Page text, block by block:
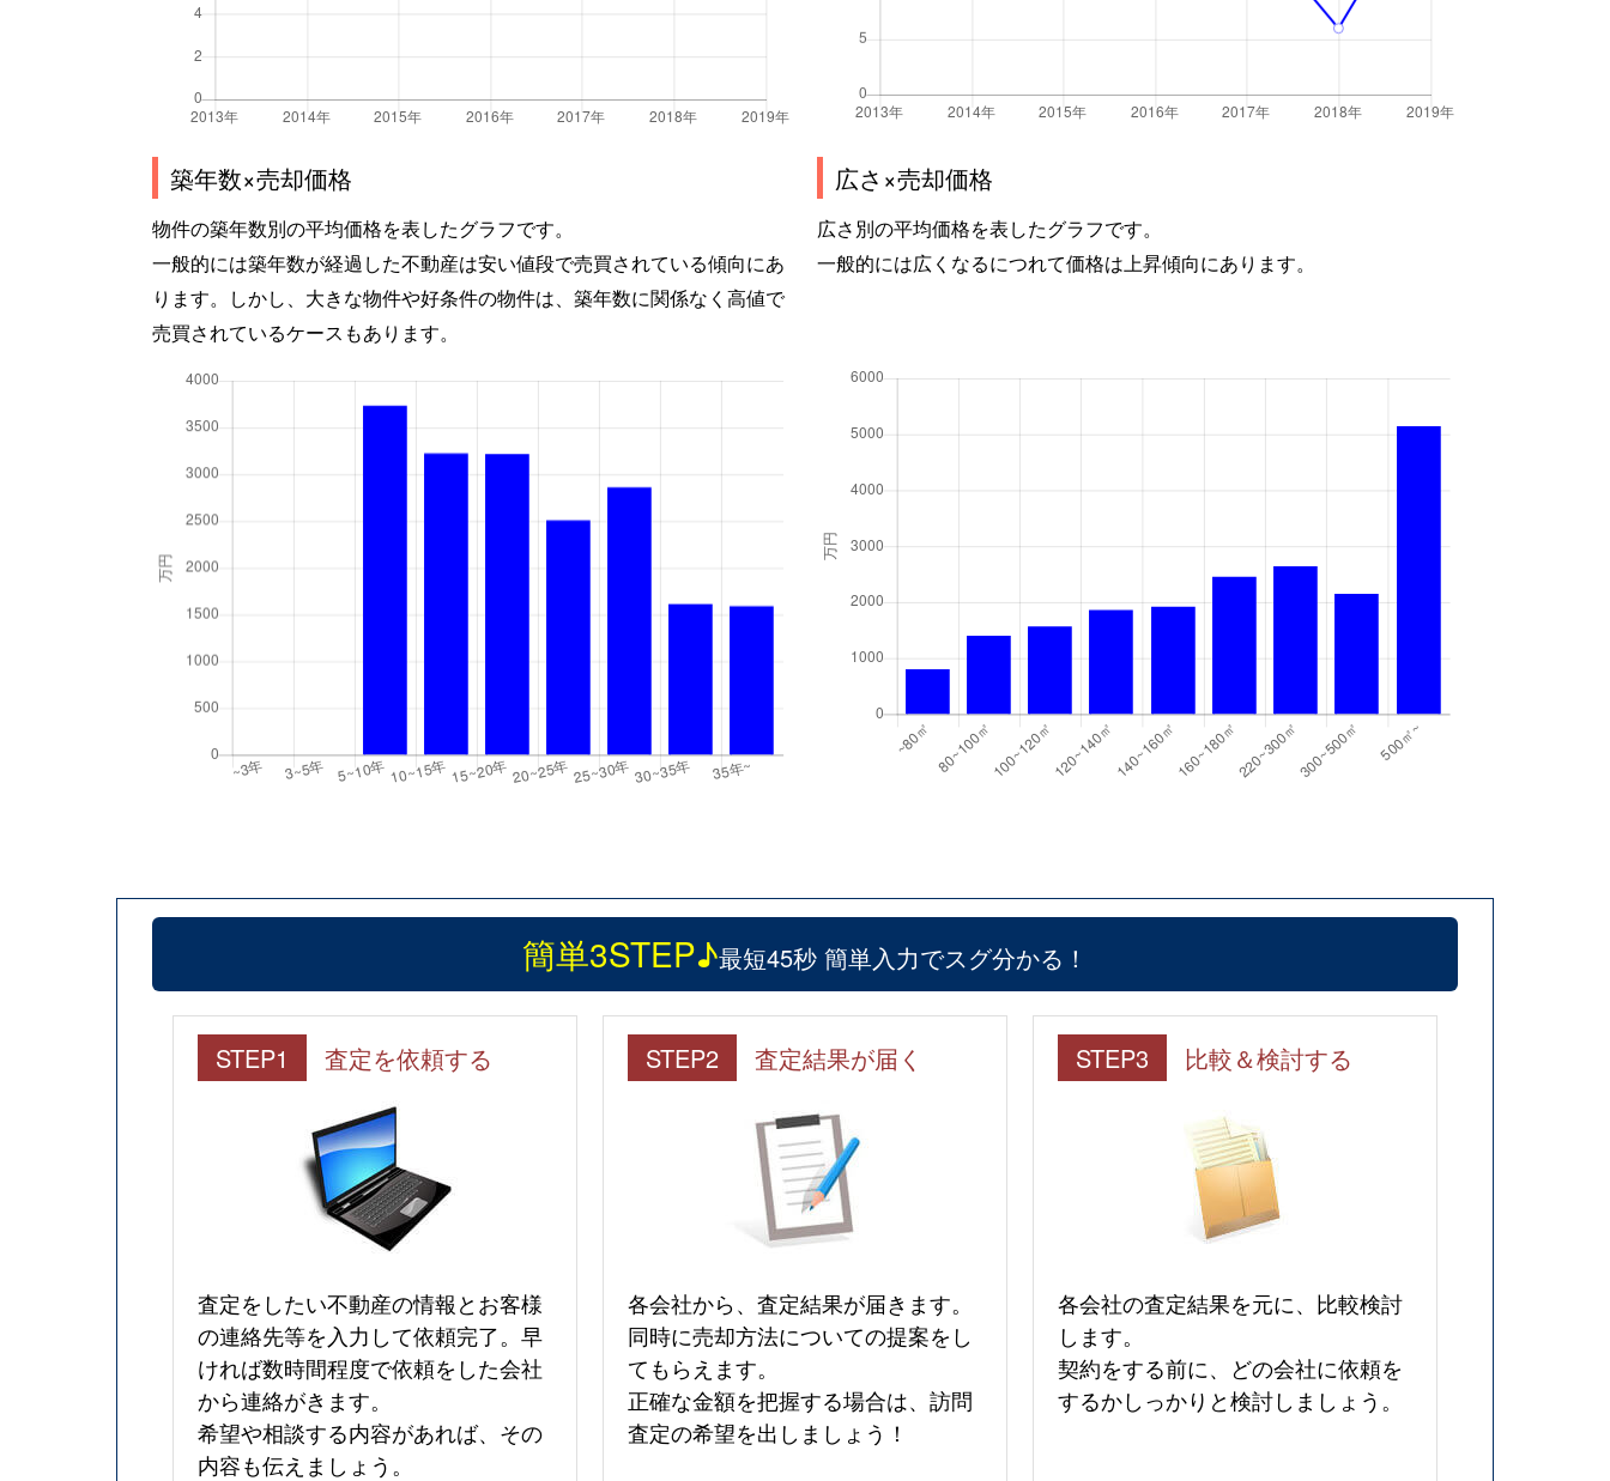
築年数×売却価格
物件の築年数別の平均価格を表したグラフです。
一般的には築年数が経過した不動産は安い値段で売買されている傾向にあ
ります。しかし、大きな物件や好条件の物件は、築年数に関係なく高値で
売買されているケースもあります。
広さ×売却価格
広さ別の平均価格を表したグラフです。
一般的には広くなるにつれて価格は上昇傾向にあります。
簡単3STEP♪最短45秒 簡単入力でスグ分かる！
STEP1 査定を依頼する
査定をしたい不動産の情報とお客様
の連絡先等を入力して依頼完了。早
ければ数時間程度で依頼をした会社
から連絡がきます。
希望や相談する内容があれば、その
内容も伝えましょう。
STEP2 査定結果が届く
各会社から、査定結果が届きます。
同時に売却方法についての提案をし
てもらえます。
正確な金額を把握する場合は、訪問
査定の希望を出しましょう！
STEP3 比較＆検討する
各会社の査定結果を元に、比較検討
します。
契約をする前に、どの会社に依頼を
するかしっかりと検討しましょう。